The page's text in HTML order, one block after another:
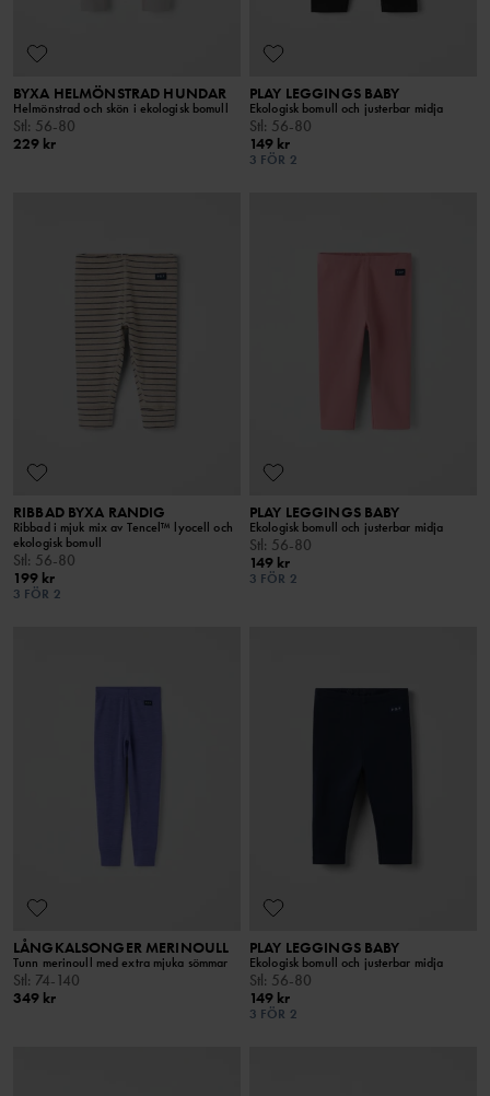
BYXA HELMÖNSTRAD HUNDAR
Helmönstrad och skön i ekologisk bomull
Stl: 56-80
229 kr
PLAY LEGGINGS BABY
Ekologisk bomull och justerbar midja
Stl: 56-80
149 kr
3 FÖR 2
RIBBAD BYXA RANDIG
Ribbad i mjuk mix av Tencel™ lyocell och
ekologisk bomull
Stl: 56-80
199 kr
3 FÖR 2
PLAY LEGGINGS BABY
Ekologisk bomull och justerbar midja
Stl: 56-80
149 kr
3 FÖR 2
LÅNGKALSONGER MERINOULL
Tunn merinoull med extra mjuka sömmar
Stl: 74-140
349 kr
PLAY LEGGINGS BABY
Ekologisk bomull och justerbar midja
Stl: 56-80
149 kr
3 FÖR 2